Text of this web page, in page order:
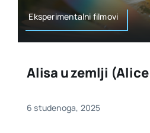
Eksperimentalni filmovi
Alisa u zemlji
6 studenoga, 2025